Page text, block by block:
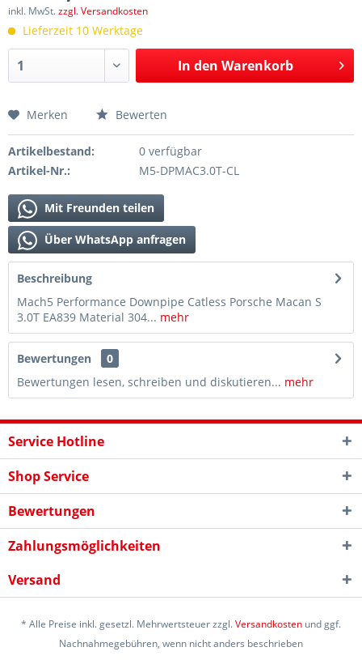
inkl. MwSt.zzgl. Versandkosten
Lieferzeit 10 Werktage
In den Warenkorb
Merken Bewerten
Artikelbestand:
0 verfügbar
Artikel-Nr.:
M5-DPMAC3.0T-CL
Mit Freunden teilen
Über WhatsApp anfragen
Beschreibung
Mach5 Performance Downpipe Catless Porsche Macan S
3.0T EA839 Material 304... mehr
Bewertungen
0
Bewertungen lesen, schreiben und diskutieren... mehr
Service Hotline
Shop Service
Bewertungen
Zahlungsmöglichkeiten
Versand
* Alle Preise inkl. gesetzl. Mehrwertsteuer zzgl.Versandkosten und ggf.
Nachnahmegebühren, wenn nicht anders beschrieben